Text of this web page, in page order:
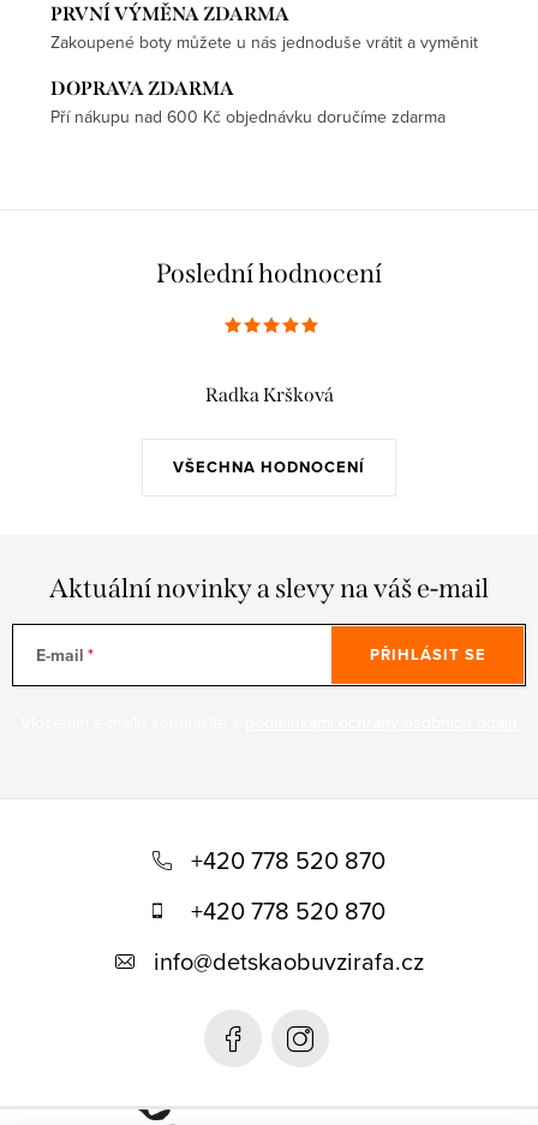
PRVNÍ VÝMĚNA ZDARMA
Zakoupené boty můžete u nás jednoduše vrátit a vyměnit
DOPRAVA ZDARMA
Pří nákupu nad 600 Kč objednávku doručíme zdarma
Poslední hodnocení
VŠECHNA HODNOCENÍ
Radka Kršková
Aktuální novinky a slevy na váš e-mail
E-mail PŘIHLÁSIT SE
+420 778 520 870
+420 778 520 870
info@detskaobuvzirafa.cz